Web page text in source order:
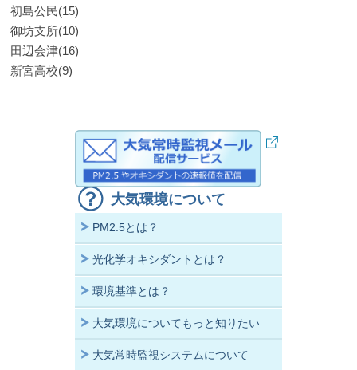
初島公民(15)
御坊支所(10)
田辺会津(16)
新宮高校(9)
大気環境について
PM2.5とは？
光化学オキシダントとは？
環境基準とは？
大気環境についてもっと知りたい
大気常時監視システムについて